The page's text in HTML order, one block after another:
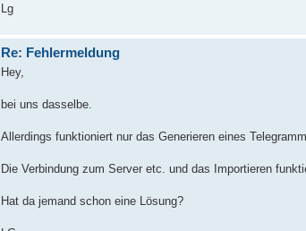
Lg
Re: Fehlermeldung
Hey,
bei uns dasselbe.
Allerdings funktioniert nur das Generieren eines
Die Verbindung zum Server etc. und das Importieren
Hat da jemand schon eine Lösung?